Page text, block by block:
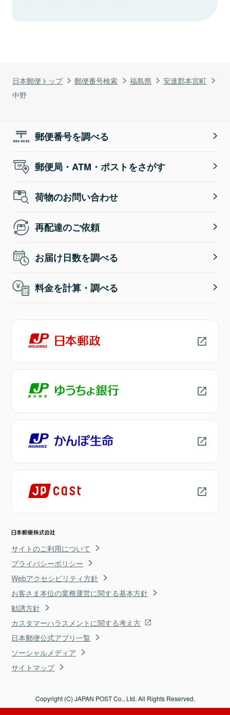
日本郵便トップ 郵便番号検索 福島県
安達郡本宮町
中野
郵便番号を調べる
郵便局・ATM・ポストをさがす
荷物のお問い合わせ
再配達のご依頼
お届け日数を調べる
料金を計算・調べる
サイトのご利用について
プライバシーポリシー
Webアクセシビリティ方針
お客さま本位の業務運営に関する基本方針
勧誘方針
カスタマーハラスメントに関する考え方
日本郵便公式アプリ一覧
ソーシャルメディア
サイトマップ
Copyright (C) JAPAN POST Co., Ltd. All Rights Reserved.